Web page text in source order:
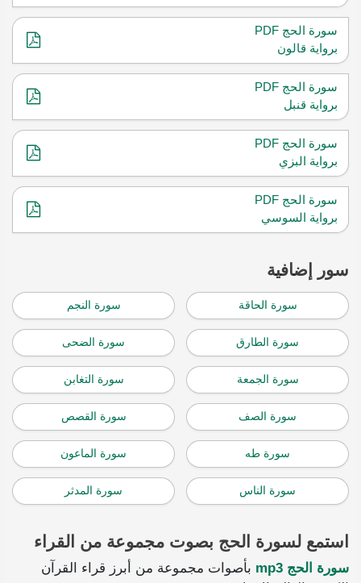
سورة الحج PDF
برواية قالون
سورة الحج PDF
برواية قنبل
سورة الحج PDF
برواية البزي
سورة الحج PDF
برواية السوسي
سور إضافية
سورة الحاقة سورة النجم
سورة الطارق سورة الضحى
سورة الجمعة سورة التغابن
سورة الصف سورة القصص
سورة طه سورة الماعون
سورة الناس سورة المدثر
استمع لسورة الحج بصوت مجموعة من القراء
سورة الحج mp3
بأصوات مجموعة من أبرز قراء القرآن